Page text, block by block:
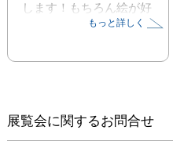
します！もちろん絵が好
きで原画が見たいという
5日間似顔絵もするので
もっと詳しく
展覧会に関するお問合せ